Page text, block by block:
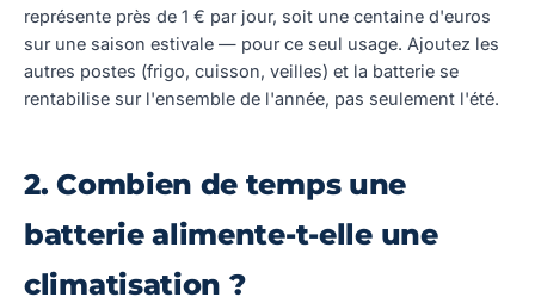
représente près de 1 € par jour, soit une centaine d'euros
sur une saison estivale — pour ce seul usage. Ajoutez les
autres postes (frigo, cuisson, veilles) et la batterie se
rentabilise sur l'ensemble de l'année, pas seulement l'été.
2. Combien de temps une
batterie alimente-t-elle une
climatisation ?